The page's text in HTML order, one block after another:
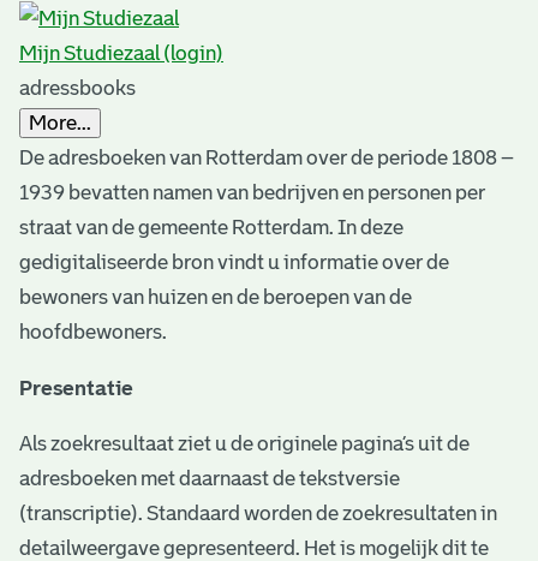
e
s
u
l
t
s
Mijn Studiezaal (login)
adressbooks
More...
De adresboeken van Rotterdam over de periode 1808 –
1939 bevatten namen van bedrijven en personen per
straat van de gemeente Rotterdam. In deze
gedigitaliseerde bron vindt u informatie over de
bewoners van huizen en de beroepen van de
hoofdbewoners.
Presentatie
Als zoekresultaat ziet u de originele pagina’s uit de
adresboeken met daarnaast de tekstversie
(transcriptie). Standaard worden de zoekresultaten in
detailweergave gepresenteerd. Het is mogelijk dit te